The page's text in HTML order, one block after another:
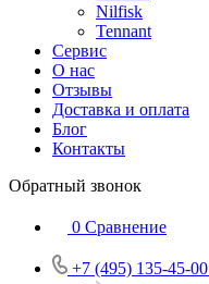
Nilfisk
Tennant
Сервис
О нас
Отзывы
Доставка и оплата
Блог
Контакты
Обратный звонок
0 Сравнение
+7 (495) 135-45-00